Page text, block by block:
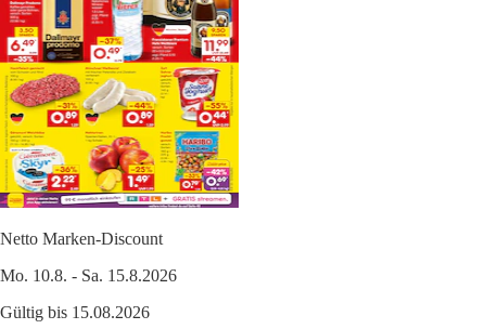
Netto Marken-Discount
Mo. 10.8. - Sa. 15.8.2026
Gültig bis 15.08.2026